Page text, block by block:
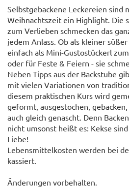
Selbstgebackene Leckereien sind
Weihnachtszeit ein Highlight. Die
zum Verlieben schmecken das
jedem Anlass. Ob als kleiner
einfach als Mini-Gustostückerl
oder für Feste & Feiern - sie
Neben Tipps aus der Backstube
mit vielen Variationen von
diesem praktischen Kurs wird
geformt, ausgestochen,
auch gleich genascht. Denn
nicht umsonst heißt es: Kekse
Liebe!
Lebensmittelkosten werden bei
kassiert.
Änderungen vorbehalten.